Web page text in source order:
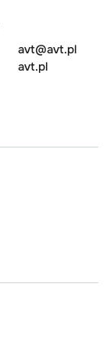
avt@avt.pl
avt.pl